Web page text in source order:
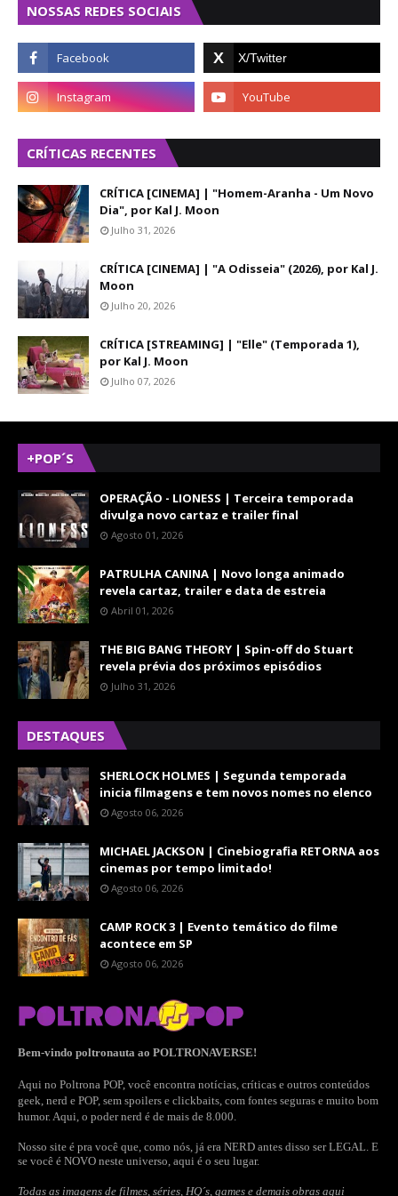
NOSSAS REDES SOCIAIS
CRÍTICAS RECENTES
CRÍTICA [CINEMA] | "Homem-Aranha - Um Novo
Dia", por Kal J. Moon
Julho 31, 2026
CRÍTICA [CINEMA] | "A Odisseia" (2026), por Kal J.
Moon
Julho 20, 2026
CRÍTICA [STREAMING] | "Elle" (Temporada 1),
por Kal J. Moon
Julho 07, 2026
+POP´S
OPERAÇÃO - LIONESS | Terceira temporada
divulga novo cartaz e trailer final
Agosto 01, 2026
PATRULHA CANINA | Novo longa animado
revela cartaz, trailer e data de estreia
Abril 01, 2026
THE BIG BANG THEORY | Spin-off do Stuart
revela prévia dos próximos episódios
Julho 31, 2026
DESTAQUES
SHERLOCK HOLMES | Segunda temporada
inicia filmagens e tem novos nomes no elenco
Agosto 06, 2026
MICHAEL JACKSON | Cinebiografia RETORNA aos
cinemas por tempo limitado!
Agosto 06, 2026
CAMP ROCK 3 | Evento temático do filme
acontece em SP
Agosto 06, 2026
Bem-vindo poltronauta ao POLTRONAVERSE!
Aqui no Poltrona POP, você encontra notícias, críticas e outros conteúdos
geek, nerd e POP, sem spoilers e clickbaits, com fontes seguras e muito bom
humor. Aqui, o poder nerd é de mais de 8.000.
Nosso site é pra você que, como nós, já era NERD antes disso ser LEGAL. E
se você é NOVO neste universo, aqui é o seu lugar.
Todas as imagens de filmes, séries, HQ´s, games e demais obras aqui